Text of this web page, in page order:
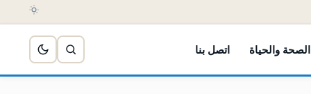
الصحة والحياة اتصل بنا